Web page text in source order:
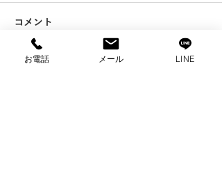
コメント
お電話 メール LINE